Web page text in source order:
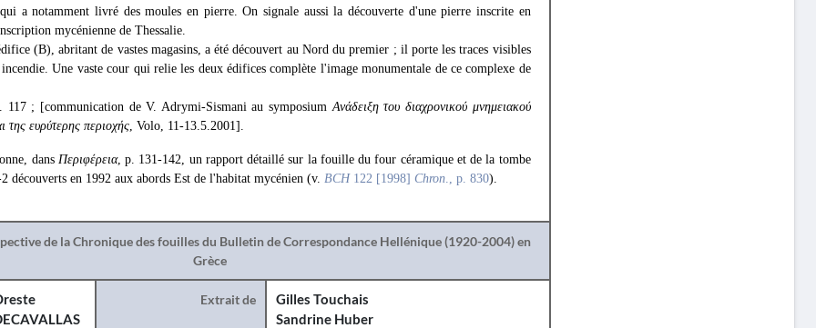
a notamment livré des moules en pierre. On signale aussi la découverte d'une pierre inscrite en
mycénienne de Thessalie.
(B), abritant de vastes magasins, a été découvert au Nord du premier ; il porte les traces visibles
Une vaste cour qui relie les deux édifices complète l'image monumentale de ce complexe de
117 ; [communication de V. Adrymi-Sismani au symposiumΑνάδειξη του διαχρονικού μνημειακού
της ευρύτερης περιοχής, Volo, 11-13.5.2001].
dans Περιφέρεια, p. 131-142, un rapport détaillé sur la fouille du four céramique et de la tombe
en 1992 aux abords Est de l'habitat mycénien (v. BCH 122 [1998] Chron., p. 830).
de la Chronique des fouilles du Bulletin de Correspondance Hellénique (1920-2004) en
Grèce
Extrait de
Gilles Touchais
Sandrine Huber